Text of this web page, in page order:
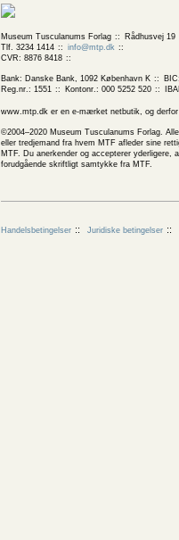
Museum Tusculanums Forlag Rådhusvej 19
Tlf. 3234 1414
info@mtp.dk
CVR: 8876 8418
Bank: Danske Bank, 1092 København K
Reg.nr.: 1551
Kontonr.: 000 5252 520
www.mtp.dk er en e-mærket netbutik, og
©2004–2020 Museum Tusculanums Forlag.
eller tredjemand fra hvem MTF afleder sine
MTF. Du anerkender og accepterer
forudgående skriftligt samtykke fra MTF.
Handelsbetingelser Juridiske betingelser